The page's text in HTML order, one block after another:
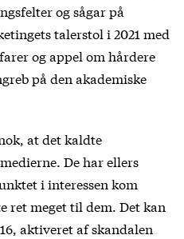
og sågar på
talerstol i 2021 med
og appel om hårdere
på den akademiske
at det kaldte
De har ellers
i interessen kom
ret meget til dem. Det kan
aktiveret af skandalen